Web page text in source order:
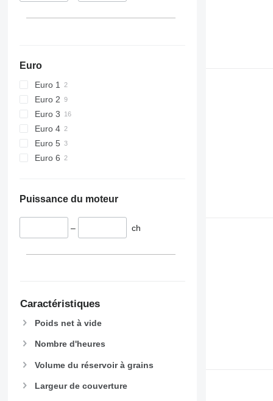
Euro
Euro 1
Euro 2
Euro 3
Euro 4
Euro 5
Euro 6
Puissance du moteur
– ch
Caractéristiques
Poids net à vide
Nombre d'heures
Volume du réservoir à grains
Largeur de couverture